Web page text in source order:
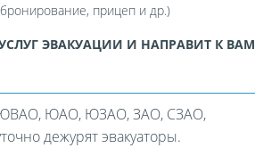
прицеп и др.)
ЭВАКУАЦИИ И НАПРАВИТ К ВАМ
ЮВАО, ЮАО, ЮЗАО, ЗАО, СЗАО,
дежурят эвакуаторы.